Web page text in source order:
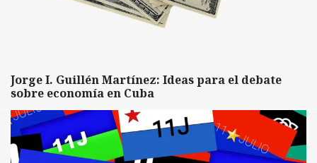
Jorge I. Guillén Martínez: Ideas para el debate
sobre economía en Cuba